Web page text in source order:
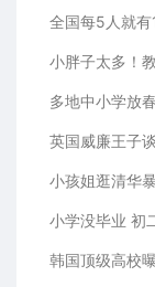
小孩姐逛清华
小学没毕业 初